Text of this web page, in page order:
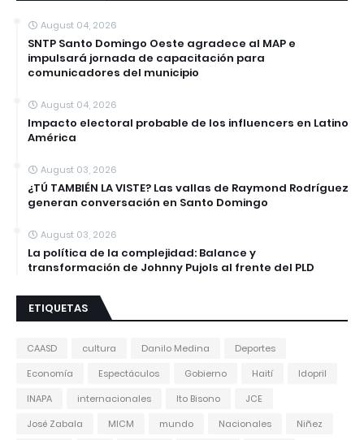
August 04, 2026
SNTP Santo Domingo Oeste agradece al MAP e
impulsará jornada de capacitación para
comunicadores del municipio
August 04, 2026
Impacto electoral probable de los influencers en Latino
América
August 03, 2026
¿TÚ TAMBIÉN LA VISTE? Las vallas de Raymond Rodríguez
generan conversación en Santo Domingo
August 03, 2026
La política de la complejidad: Balance y
transformación de Johnny Pujols al frente del PLD
ETIQUETAS
CAASD cultura Danilo Medina
Deportes
Economía
Espectáculos Gobierno Haití
Idopril
INAPA
internacionales Ito Bisono
JCE
José Zabala
MICM mundo Nacionales
Niñez